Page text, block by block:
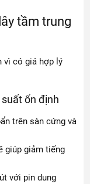
tầm trung
vì có giá hợp lý
ổn định
trên sàn cứng và
giúp giảm tiếng
với pin dung